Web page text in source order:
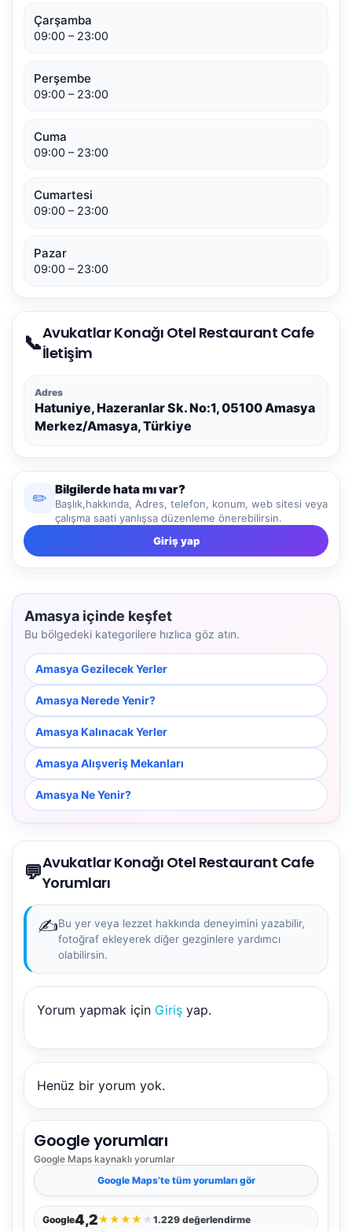
Çarşamba
09:00 – 23:00
Perşembe
09:00 – 23:00
Cuma
09:00 – 23:00
Cumartesi
09:00 – 23:00
Pazar
09:00 – 23:00
📞Avukatlar Konağı Otel Restaurant Cafe
İletişim
Adres
Hatuniye, Hazeranlar Sk. No:1, 05100 Amasya
Merkez/Amasya, Türkiye
✏️
Bilgilerde hata mı var?
Başlık,hakkında, Adres, telefon, konum, web sitesi veya
çalışma saati yanlışsa düzenleme önerebilirsin.
Giriş yap
Amasya içinde keşfet
Bu bölgedeki kategorilere hızlıca göz atın.
Amasya Gezilecek Yerler
Amasya Nerede Yenir?
Amasya Kalınacak Yerler
Amasya Alışveriş Mekanları
Amasya Ne Yenir?
💬Avukatlar Konağı Otel Restaurant Cafe
Yorumları
✍️Bu yer veya lezzet hakkında deneyimini yazabilir,
fotoğraf ekleyerek diğer gezginlere yardımcı
olabilirsin.
Yorum yapmak için Giriş yap.
Henüz bir yorum yok.
Google yorumları
Google Maps kaynaklı yorumlar
Google Maps’te tüm yorumları gör
Google4,2★★★★ ★ 1.229 değerlendirme